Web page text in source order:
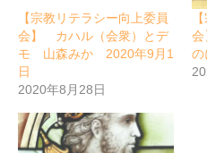
【宗教リテラシー向上委員
会】 カハル（会衆）とデ
モ 山森みか 2020年9月1
日
2020年8月28日